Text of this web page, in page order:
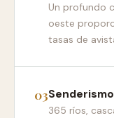
Un profundo
oeste
tasas de
365 ríos,